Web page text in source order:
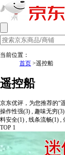
当前位置：
首页 >遥控船
遥控船
京东优评，为您推荐的“
操作性强(3) , 趣味无穷
料安全(1) , 线条流畅(1) ,
TOP 1